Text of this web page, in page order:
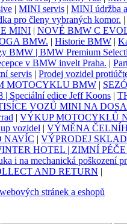
| MINI servis | MINI údržba
pro členy vybraných komor. |
MINI | NOVÉ BMW C
BMW. | Historie BMW |
BMW | BMW Premium
v BMW invelt Praha. |
servis | Prodej vozidel
MOTOCYKLU BMW |
| Speciální edice Jeff Koons |
VOZŮ MINI NA
| VÝKUP MOTOCYKLŮ
vozidel | VÝMĚNA
NAVÍC | VÝPRODEJ
HOTEL | ZIMNÍ PÉČE
i na mechanická poškození
AND RETURN |
stránek a eshopů